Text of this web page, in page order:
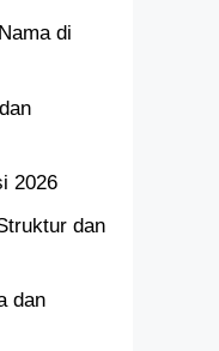
di
2026
dan
dan